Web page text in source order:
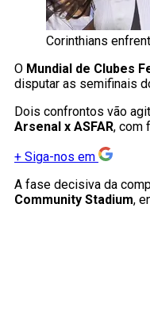
Corinthians
O Mundial de Clubes
disputar as semifinais
Dois confrontos vão
Arsenal x ASFAR, com
+ Siga-nos em
A fase decisiva da
Community Stadium,